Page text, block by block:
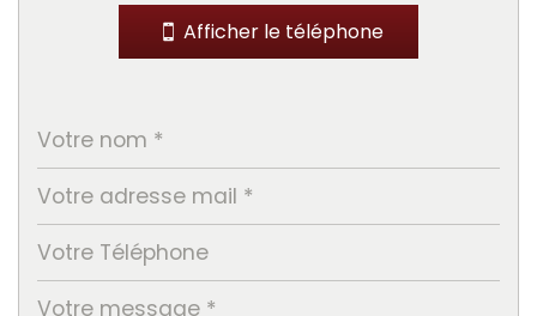
Bureau de poste
statistiques
Nombre d'habitants
Propriétaires (vs. locataires)
Taxe habitation
19,60 %
Afficher le téléphone